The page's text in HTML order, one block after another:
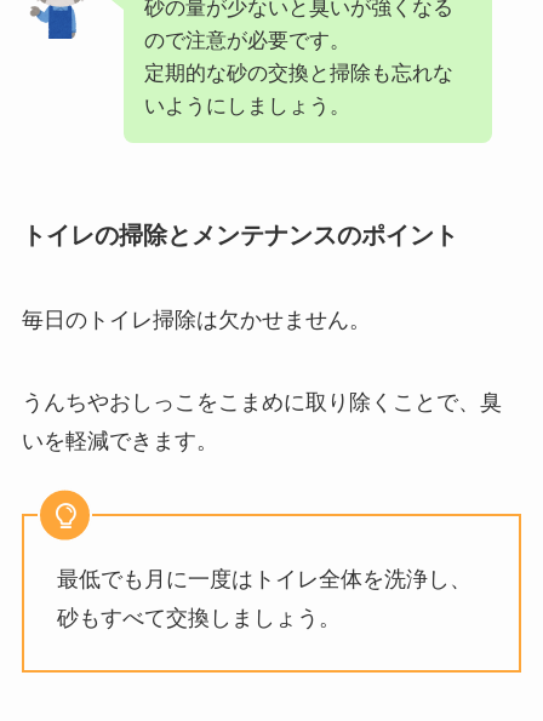
砂の量が少ないと臭いが強くなる
ので注意が必要です。
定期的な砂の交換と掃除も忘れな
いようにしましょう。
トイレの掃除とメンテナンスのポイント
毎日のトイレ掃除は欠かせません。
うんちやおしっこをこまめに取り除くことで、臭
いを軽減できます。
最低でも月に一度はトイレ全体を洗浄し、
砂もすべて交換しましょう。